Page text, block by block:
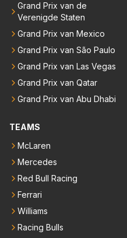
Grand Prix van de
Verenigde Staten
Grand Prix van Mexico
Grand Prix van São Paulo
Grand Prix van Las Vegas
Grand Prix van Qatar
Grand Prix van Abu Dhabi
TEAMS
McLaren
Mercedes
Red Bull Racing
Ferrari
Williams
Racing Bulls